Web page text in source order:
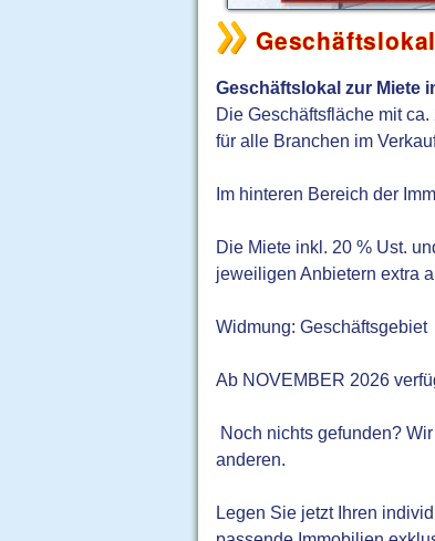
Geschäftslokal zur Miete
Die Geschäftsfläche mit
für alle Branchen im
Im hinteren Bereich der
Die Miete inkl. 20 % Ust.
jeweiligen Anbietern extra
Widmung: Geschäftsgebiet
Ab NOVEMBER 2026
Noch nichts gefunden?
anderen.
Legen Sie jetzt Ihren